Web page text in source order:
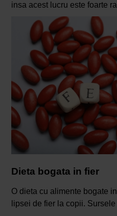
insa acest lucru este foarte
Dieta bogata in fier
O dieta cu alimente bogate
lipsei de fier la copii.